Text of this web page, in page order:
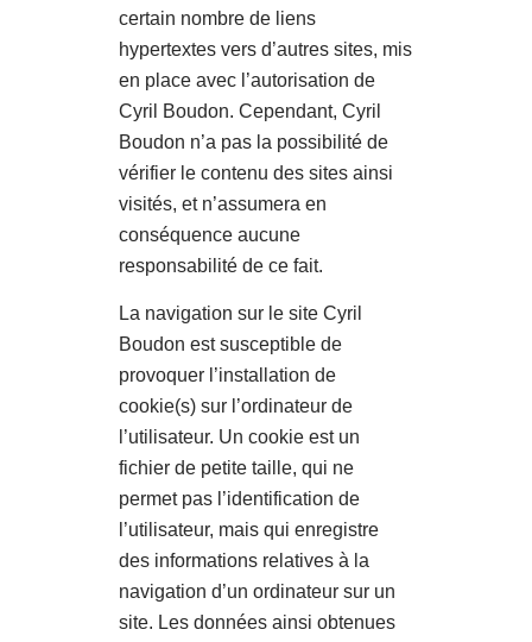
certain nombre de liens
hypertextes vers d’autres sites, mis
en place avec l’autorisation de
Cyril Boudon. Cependant, Cyril
Boudon n’a pas la possibilité de
vérifier le contenu des sites ainsi
visités, et n’assumera en
conséquence aucune
responsabilité de ce fait.
La navigation sur le site Cyril
Boudon est susceptible de
provoquer l’installation de
cookie(s) sur l’ordinateur de
l’utilisateur. Un cookie est un
fichier de petite taille, qui ne
permet pas l’identification de
l’utilisateur, mais qui enregistre
des informations relatives à la
navigation d’un ordinateur sur un
site. Les données ainsi obtenues